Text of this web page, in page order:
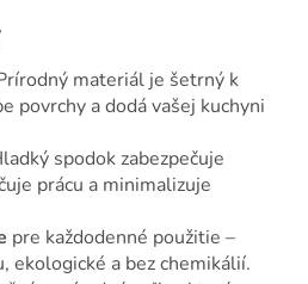
materiál je šetrný k
povrchy a dodá vašej kuchyni
spodok zabezpečuje
prácu a minimalizuje
pre každodenné použitie –
ekologické a bez chemikálií.